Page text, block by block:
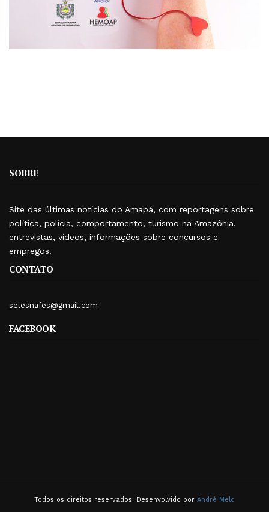
SOBRE
Site das últimas notícias do Amapá, com reportagens sobre
política, polícia, comportamento, turismo na Amazônia,
entrevistas, vídeos, informações sobre concursos e
empregos.
CONTATO
selesnafes@gmail.com
FACEBOOK
Todos os direitos reservados. Desenvolvido por André Melo